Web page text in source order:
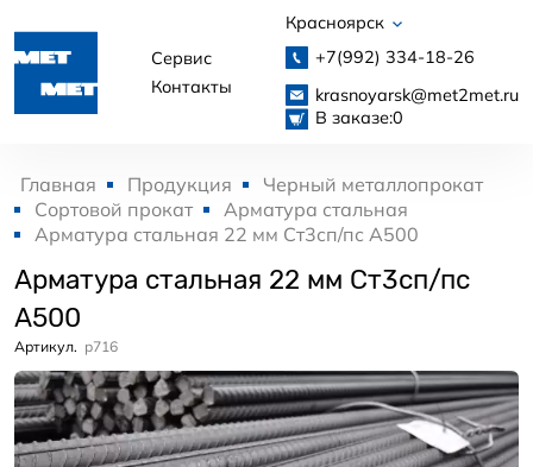
Сервис
Контакты
Красноярск
+7(992) 334-18-26
krasnoyarsk@met2met.ru
В заказе:0
Главная Продукция
Черный металлопрокат
Сортовой прокат
Арматура стальная
Арматура стальная 22 мм Ст3сп/пс А500
Арматура стальная 22 мм Ст3сп/пс
А500
Артикул. p716